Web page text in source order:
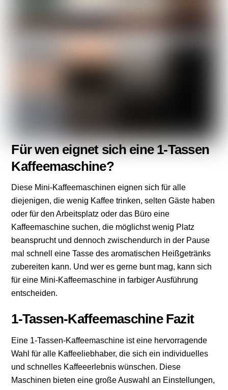
Für wen eignet sich eine 1-Tassen
Kaffeemaschine?
Diese Mini-Kaffeemaschinen eignen sich für alle
diejenigen, die wenig Kaffee trinken, selten Gäste haben
oder für den Arbeitsplatz oder das Büro eine
Kaffeemaschine suchen, die möglichst wenig Platz
beansprucht und dennoch zwischendurch in der Pause
mal schnell eine Tasse des aromatischen Heißgetränks
zubereiten kann. Und wer es gerne bunt mag, kann sich
für eine Mini-Kaffeemaschine in farbiger Ausführung
entscheiden.
1-Tassen-Kaffeemaschine Fazit
Eine 1-Tassen-Kaffeemaschine ist eine hervorragende
Wahl für alle Kaffeeliebhaber, die sich ein individuelles
und schnelles Kaffeeerlebnis wünschen. Diese
Maschinen bieten eine große Auswahl an Einstellungen,